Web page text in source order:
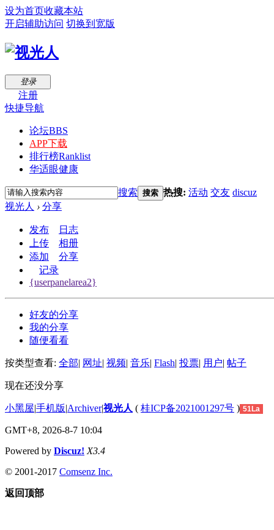
设为首页收藏本站
开启辅助访问 切换到宽版
登录
注册
快捷导航
论坛BBS
APP下载
排行榜Ranklist
华适眼健康
搜索 搜索 热搜: 活动 交友 discuz
视光人 › 分享
发布
日志
上传
相册
添加
分享
记录
{userpanelarea2}
好友的分享
我的分享
随便看看
按类型查看: 全部| 网址| 视频| 音乐| Flash| 投票| 用户| 帖子
现在还没分享
小黑屋|手机版|Archiver|视光人 ( 桂ICP备2021001297号 ) 51La
GMT+8, 2026-8-7 10:04
Powered by Discuz! X3.4
© 2001-2017 Comsenz Inc.
返回顶部